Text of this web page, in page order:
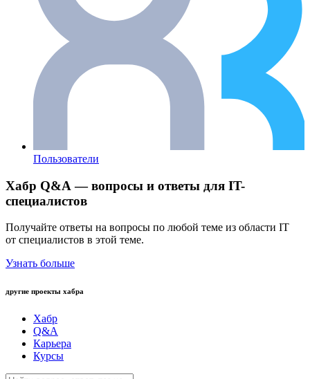
Пользователи
Хабр Q&A — вопросы и ответы для IT-
специалистов
Получайте ответы на вопросы по любой теме из области IT
от специалистов в этой теме.
Узнать больше
другие проекты хабра
Хабр
Q&A
Карьера
Курсы